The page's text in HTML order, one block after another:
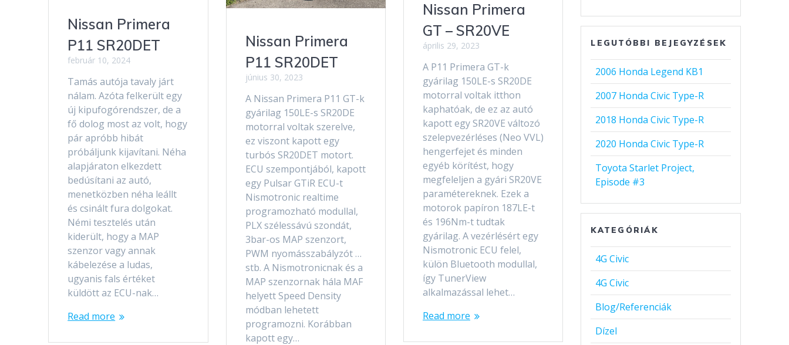
Nissan Primera
P11 SR20DET
február 10, 2024
Tamás autója tavaly járt
nálam. Azóta felkerült egy
új kipufogórendszer, de a
fő dolog most az volt, hogy
pár apróbb hibát
próbáljunk kijavítani. Néha
alapjáraton elkezdett
bedúsítani az autó,
menetközben néha leállt
és csinált fura dolgokat.
Némi tesztelés után
kiderült, hogy a MAP
szenzor vagy annak
kábelezése a ludas,
ugyanis fals értéket
küldött az ECU-nak…
Read more
Nissan Primera
P11 SR20DET
június 30, 2023
A Nissan Primera P11 GT-k
gyárilag 150LE-s SR20DE
motorral voltak szerelve,
ez viszont kapott egy
turbós SR20DET motort.
ECU szempontjából, kapott
egy Pulsar GTiR ECU-t
Nismotronic realtime
programozható modullal,
PLX szélessávú szondát,
3bar-os MAP szenzort,
PWM nyomásszabályzót …
stb. A Nismotronicnak és a
MAP szenzornak hála MAF
helyett Speed Density
módban lehetett
programozni. Korábban
kapott egy…
Nissan Primera
GT – SR20VE
április 29, 2023
A P11 Primera GT-k
gyárilag 150LE-s SR20DE
motorral voltak itthon
kaphatóak, de ez az autó
kapott egy SR20VE változó
szelepvezérléses (Neo VVL)
hengerfejet és minden
egyéb körítést, hogy
megfeleljen a gyári SR20VE
paramétereknek. Ezek a
motorok papíron 187LE-t
és 196Nm-t tudtak
gyárilag. A vezérlésért egy
Nismotronic ECU felel,
külön Bluetooth modullal,
így TunerView
alkalmazással lehet…
Read more
LEGUTÓBBI BEJEGYZÉSEK
2006 Honda Legend KB1
2007 Honda Civic Type-R
2018 Honda Civic Type-R
2020 Honda Civic Type-R
Toyota Starlet Project,
Episode #3
KATEGÓRIÁK
4G Civic
4G Civic
Blog/Referenciák
Dízel